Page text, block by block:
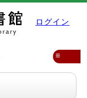
ログイン
≡